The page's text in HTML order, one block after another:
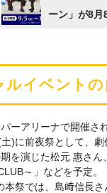
ーン」が8月
ルイベント
ーアリーナで開催さ
)に前夜祭として、
を演じた松元 惠さ
～」などを予定。
本祭では、島﨑信長